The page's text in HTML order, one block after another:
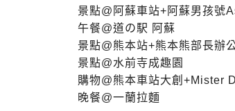
景點@阿蘇車站+阿蘇男孩號
午餐@道の駅 阿蘇
景點@熊本站+熊本熊部長辦
景點@水前寺成趣園
購物@熊本車站大創+Mister
晚餐@一蘭拉麵